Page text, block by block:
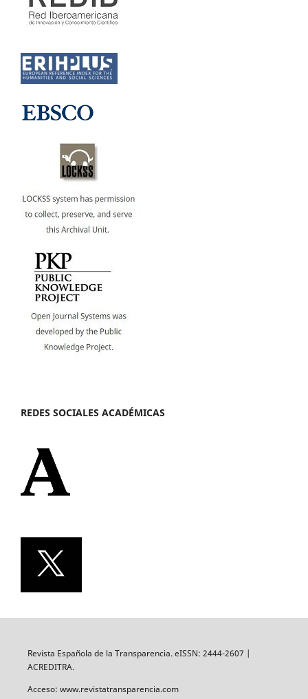
REDES SOCIALES ACADÉMICAS
Revista Española de la Transparencia. eISSN: 2444-2607 |
ACREDITRA.
Acceso: www.revistatransparencia.com